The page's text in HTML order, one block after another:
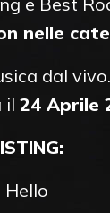
nelle
dal
il 24 Aprile
Hello